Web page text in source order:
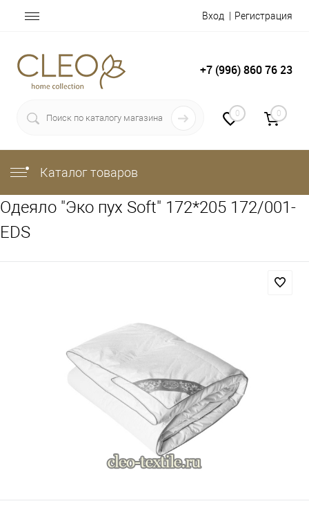
Вход Регистрация
+7 (996) 860 76 23
0 0
Каталог товаров
Одеяло "Эко пух Soft" 172*205 172/001-
EDS